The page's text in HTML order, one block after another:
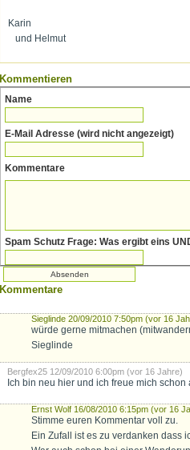
Karin
und Helmut
Kommentieren
Name
E-Mail Adresse (wird nicht angezeigt)
Kommentare
Kommentare
Sieglinde 20/09/2010 7:50pm (vor 16
würde gerne mitmachen
Sieglinde
Bergfex25 12/09/2010 6:00pm (vor 16 Jahre)
Ich bin neu hier und ich freue mich
Ernst Wolf 16/08/2010 6:15pm (vor 16
Stimme euren Kommentar voll zu.
Ein Zufall ist es zu verdanken dass